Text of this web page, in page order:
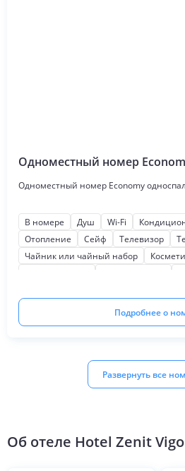
Одноместный номер
Одноместный номер Economy
В номере Душ Wi-Fi
Отопление
Сейф Телевизор
Чайник или чайный набор
Подробнее о
Развернуть все
Об отеле Hotel Zenit Vigo